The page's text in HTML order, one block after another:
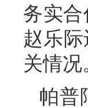
务实
赵乐
关情况
帕普